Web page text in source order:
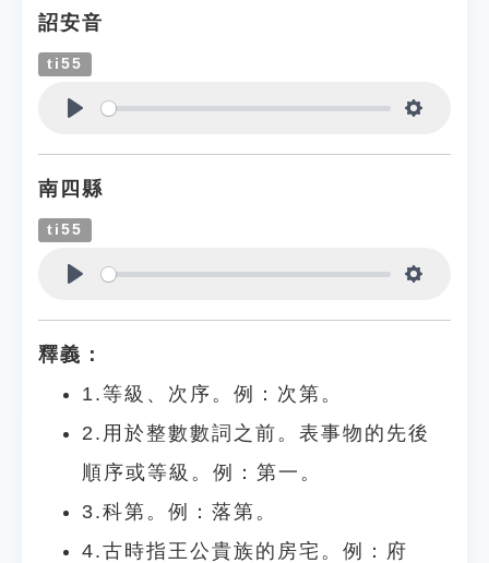
詔安音
ti55
南四縣
ti55
釋義：
1.等級、次序。例：次第。
2.用於整數數詞之前。表事物的先後
順序或等級。例：第一。
3.科第。例：落第。
4.古時指王公貴族的房宅。例：府